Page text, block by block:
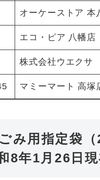
オーケーストア 本
エコ・ピア 八幡店
株式会社ウエクサ
マミーマート 高塚
み用指定袋
8年1月26日現